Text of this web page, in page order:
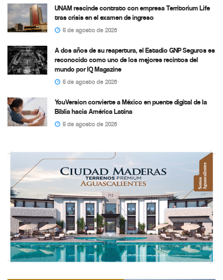
UNAM rescinde contrato con empresa Territorium Life
tras crisis en el examen de ingreso
5 de agosto de 2026
A dos años de su reapertura, el Estadio GNP Seguros es
reconocido como uno de los mejores recintos del
mundo por IQ Magazine
5 de agosto de 2026
YouVersion convierte a México en puente digital de la
Biblia hacia América Latina
5 de agosto de 2026